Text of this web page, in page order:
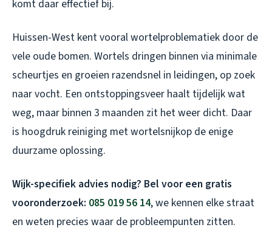
komt daar effectief bij.
Huissen-West kent vooral wortelproblematiek door de
vele oude bomen. Wortels dringen binnen via minimale
scheurtjes en groeien razendsnel in leidingen, op zoek
naar vocht. Een ontstoppingsveer haalt tijdelijk wat
weg, maar binnen 3 maanden zit het weer dicht. Daar
is hoogdruk reiniging met wortelsnijkop de enige
duurzame oplossing.
Wijk-specifiek advies nodig? Bel voor een gratis
vooronderzoek: 085 019 56 14, we kennen elke straat
en weten precies waar de probleempunten zitten.